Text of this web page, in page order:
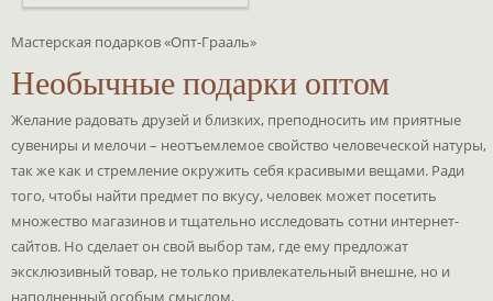
Мастерская подарков «Опт-Грааль»
Необычные подарки оптом
Желание радовать друзей и близких, преподносить им приятные
сувениры и мелочи – неотъемлемое свойство человеческой натуры,
так же как и стремление окружить себя красивыми вещами. Ради
того, чтобы найти предмет по вкусу, человек может посетить
множество магазинов и тщательно исследовать сотни интернет-
сайтов. Но сделает он свой выбор там, где ему предложат
эксклюзивный товар, не только привлекательный внешне, но и
наполненный особым смыслом.